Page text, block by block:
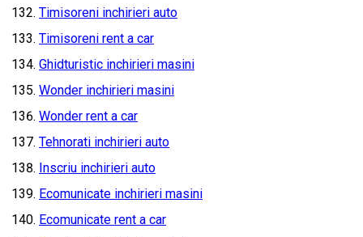
Timisoreni inchirieri auto
Timisoreni rent a car
Ghidturistic inchirieri masini
Wonder inchirieri masini
Wonder rent a car
Tehnorati inchirieri auto
Inscriu inchirieri auto
Ecomunicate inchirieri masini
Ecomunicate rent a car